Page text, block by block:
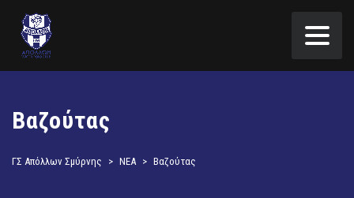
Βαζούτας
ΓΣ Απόλλων Σμύρνης > ΝΕΑ > Βαζούτας